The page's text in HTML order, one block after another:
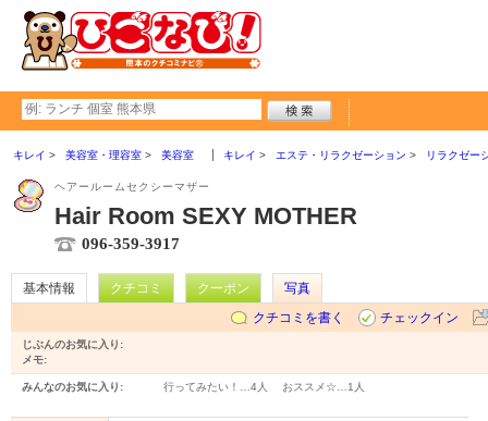
キレイ 美容室・理容室 美容室 キレイ エステ・リラクゼーション リラクゼー
ヘアールームセクシーマザー
Hair Room SEXY MOTHER
096-359-3917
基本情報 クチコミ クーポン
写真
クチコミを書く
チェックイン
じぶんのお気に入り:
メモ:
みんなのお気に入り: 行ってみたい！… 4人 おススメ☆… 1人